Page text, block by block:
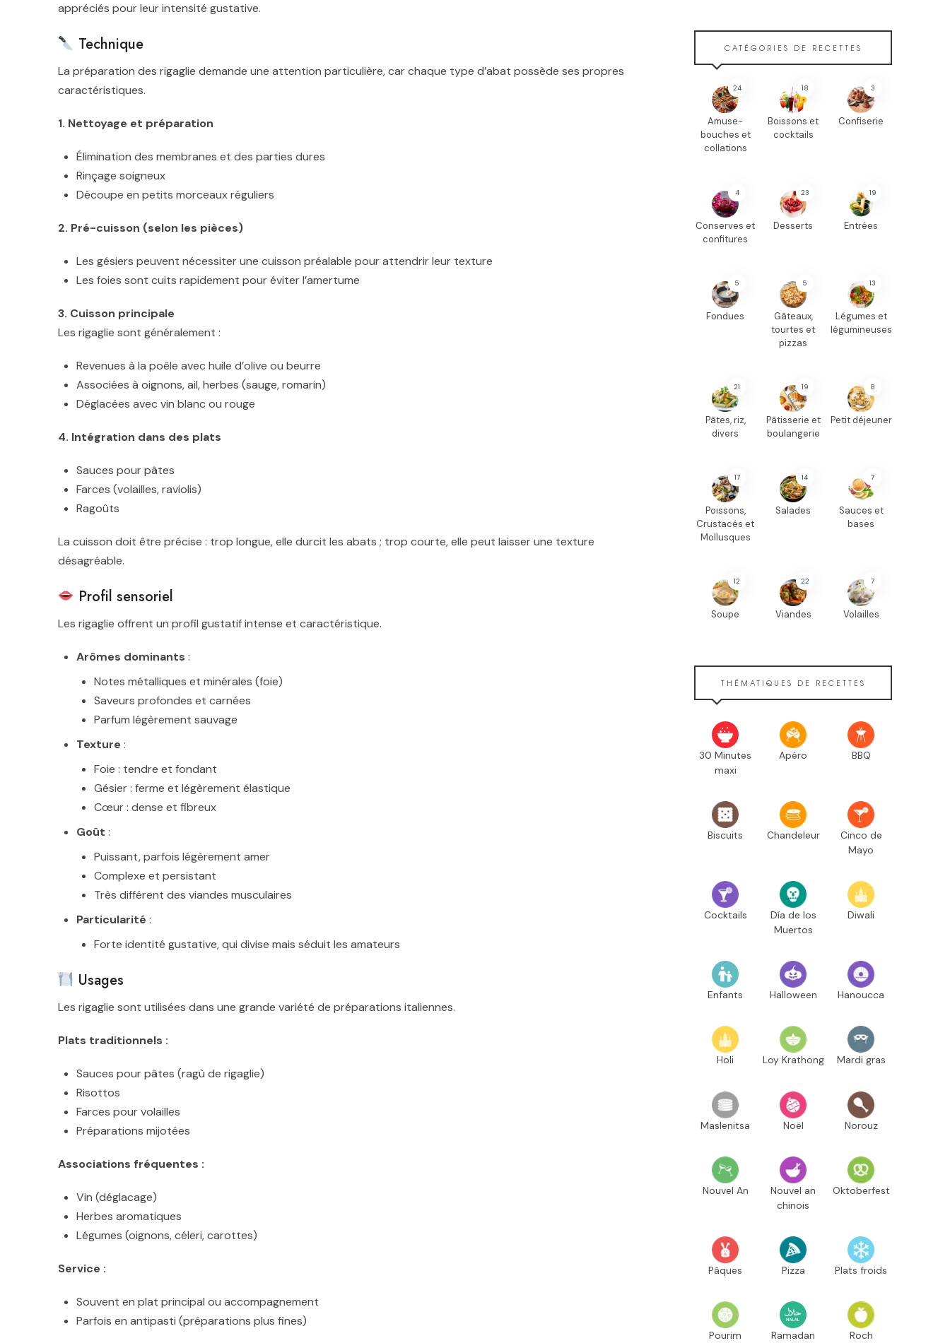
appréciés pour leur intensité gustative.
Technique
La préparation des rigaglie demande une attention particulière, car chaque type d’abat possède ses propres
caractéristiques.
1. Nettoyage et préparation
Élimination des membranes et des parties dures
Rinçage soigneux
Découpe en petits morceaux réguliers
2. Pré-cuisson (selon les pièces)
Les gésiers peuvent nécessiter une cuisson préalable pour attendrir leur texture
Les foies sont cuits rapidement pour éviter l’amertume
3. Cuisson principale
Les rigaglie sont généralement :
Revenues à la poêle avec huile d’olive ou beurre
Associées à oignons, ail, herbes (sauge, romarin)
Déglacées avec vin blanc ou rouge
4. Intégration dans des plats
Sauces pour pâtes
Farces (volailles, raviolis)
Ragoûts
La cuisson doit être précise : trop longue, elle durcit les abats ; trop courte, elle peut laisser une texture
désagréable.
Profil sensoriel
Les rigaglie offrent un profil gustatif intense et caractéristique.
Arômes dominants :
Notes métalliques et minérales (foie)
Saveurs profondes et carnées
Parfum légèrement sauvage
Texture :
Foie : tendre et fondant
Gésier : ferme et légèrement élastique
Cœur : dense et fibreux
Goût :
Puissant, parfois légèrement amer
Complexe et persistant
Très différent des viandes musculaires
Particularité :
Forte identité gustative, qui divise mais séduit les amateurs
Usages
Les rigaglie sont utilisées dans une grande variété de préparations italiennes.
Plats traditionnels :
Sauces pour pâtes (ragù de rigaglie)
Risottos
Farces pour volailles
Préparations mijotées
Associations fréquentes :
Vin (déglacage)
Herbes aromatiques
Légumes (oignons, céleri, carottes)
Service :
Souvent en plat principal ou accompagnement
Parfois en antipasti (préparations plus fines)
CATÉGORIES DE RECETTES
24
Amuse-
bouches et
collations
18
Boissons et
cocktails
3
Confiserie
4
Conserves et
confitures
23
Desserts
19
Entrées
5
Fondues
5
Gâteaux,
tourtes et
pizzas
13
Légumes et
légumineuses
21
Pâtes, riz,
divers
19
Pâtisserie et
boulangerie
8
Petit déjeuner
17
Poissons,
Crustacés et
Mollusques
14
Salades
7
Sauces et
bases
12
Soupe
22
Viandes
7
Volailles
THÉMATIQUES DE RECETTES
30 Minutes
maxi
Apéro BBQ
Biscuits Chandeleur
Cinco de
Mayo
Cocktails
Día de los
Muertos
Diwali
Enfants Halloween Hanoucca
Holi Loy Krathong Mardi gras
Maslenitsa Noël Norouz
Nouvel An
Nouvel an
chinois
Oktoberfest
Pâques Pizza Plats froids
Pourim Ramadan Roch